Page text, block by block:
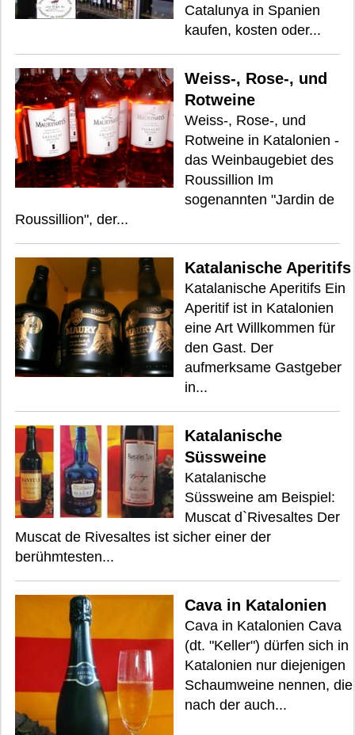
Catalunya in Spanien
kaufen, kosten oder...
Weiss-, Rose-, und
Rotweine
Weiss-, Rose-, und
Rotweine in Katalonien -
das Weinbaugebiet des
Roussillion Im
sogenannten "Jardin de
Roussillion", der...
Katalanische Aperitifs
Katalanische Aperitifs Ein
Aperitif ist in Katalonien
eine Art Willkommen für
den Gast. Der
aufmerksame Gastgeber
in...
Katalanische
Süssweine
Katalanische
Süssweine am Beispiel:
Muscat d`Rivesaltes Der
Muscat de Rivesaltes ist sicher einer der
berühmtesten...
Cava in Katalonien
Cava in Katalonien Cava
(dt. "Keller") dürfen sich in
Katalonien nur diejenigen
Schaumweine nennen, die
nach der auch...